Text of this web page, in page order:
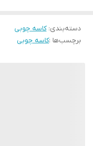
دسته‌بندی:کاسه چوبی
برچسب‌ها :کاسه چوبی